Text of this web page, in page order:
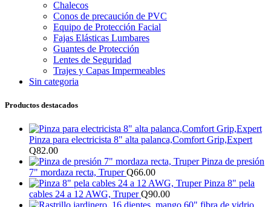
Chalecos
Conos de precaución de PVC
Equipo de Protección Facial
Fajas Elásticas Lumbares
Guantes de Protección
Lentes de Seguridad
Trajes y Capas Impermeables
Sin categoria
Productos destacados
Pinza para electricista 8" alta palanca,Comfort Grip,Expert
Q82.00
Pinza de presión
7" mordaza recta, TruperQ66.00
Pinza 8" pela
cables 24 a 12 AWG, TruperQ90.00